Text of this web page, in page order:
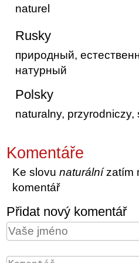
naturel
Rusky
природный,
натурный
Polsky
naturalny, przyrodniczy,
Komentáře
Ke slovunaturálnízatím
komentář
Přidat nový komentář